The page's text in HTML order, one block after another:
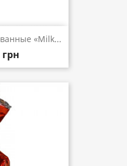
«Milk...
грн